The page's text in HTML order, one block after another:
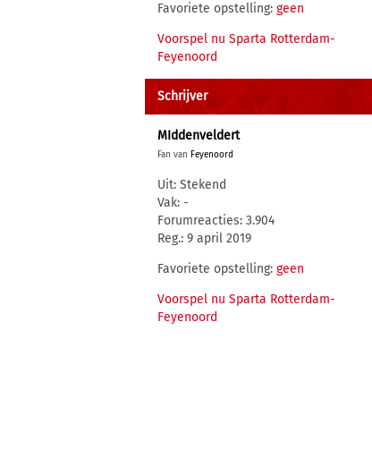
Favoriete opstelling: geen
Voorspel nu Sparta Rotterdam-
Feyenoord
Schrijver
MIddenveldert
Fan van Feyenoord
Uit: Stekend
Vak: -
Forumreacties: 3.904
Reg.: 9 april 2019
Favoriete opstelling: geen
Voorspel nu Sparta Rotterdam-
Feyenoord